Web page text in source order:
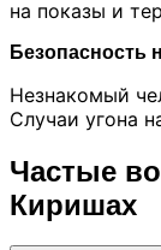
на показы и
Безопасность
Незнакомый
Случаи угона
Частые
Киришах